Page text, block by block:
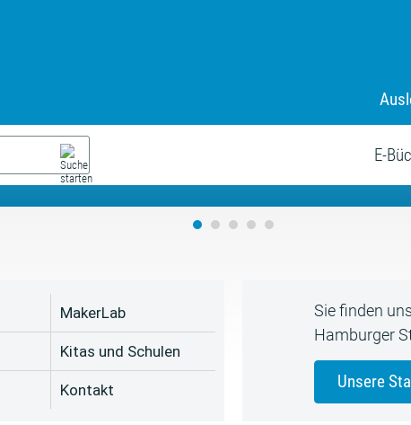
E-
Das neue
MakerLab
Kitas und Schulen
Kontakt
Sie finden
Hamburger
Unsere